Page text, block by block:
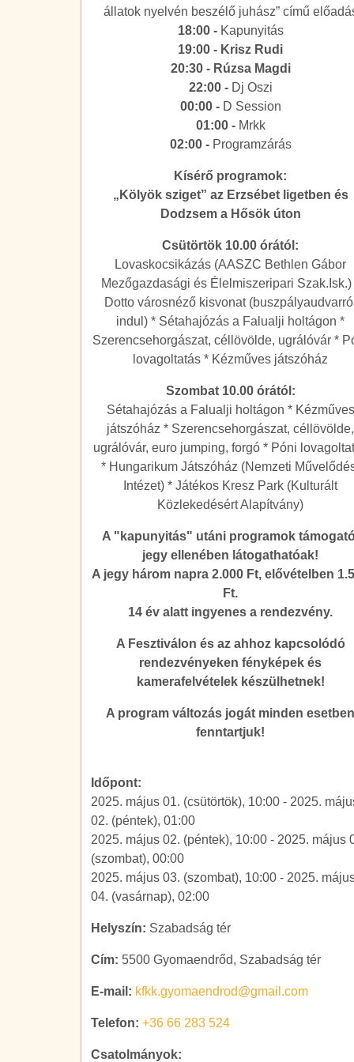
állatok nyelvén beszélő juhász” című
18:00 - Kapunyitás
19:00 - Krisz Rudi
20:30 - Rúzsa Magdi
22:00 - Dj Oszi
00:00 - D Session
01:00 - Mrkk
02:00 - Programzárás
Kísérő programok:
„Kölyök sziget” az Erzsébet ligetben és
Dodzsem a Hősök úton
Csütörtök 10.00 órától:
Lovaskocsikázás (AASZC Bethlen Gábor
Mezőgazdasági és Élelmiszeripari Szak.Isk.)
Dotto városnéző kisvonat (buszpályaudvarról
indul) * Sétahajózás a Falualji holtágon *
Szerencsehorgászat, céllövölde, ugrálóvár *
lovagoltatás * Kézműves játszóház
Szombat 10.00 órától:
Sétahajózás a Falualji holtágon * Kézműves
játszóház * Szerencsehorgászat, céllövölde,
ugrálóvár, euro jumping, forgó * Póni
* Hungarikum Játszóház (Nemzeti
Intézet) * Játékos Kresz Park (Kulturált
Közlekedésért Alapítvány)
A "kapunyitás" utáni programok
jegy ellenében látogathatóak!
A jegy három napra 2.000 Ft, elővételben
Ft.
14 év alatt ingyenes a rendezvény.
A Fesztiválon és az ahhoz kapcsolódó
rendezvényeken fényképek és
kamerafelvételek készülhetnek!
A program változás jogát minden esetben
fenntartjuk!
Időpont:
2025. május 01. (csütörtök), 10:00 - 2025.
02. (péntek), 01:00
2025. május 02. (péntek), 10:00 - 2025. május
(szombat), 00:00
2025. május 03. (szombat), 10:00 - 2025.
04. (vasárnap), 02:00
Helyszín: Szabadság tér
Cím: 5500 Gyomaendrőd, Szabadság tér
E-mail: kfkk.gyomaendrod@gmail.com
Telefon: +36 66 283 524
Csatolmányok: